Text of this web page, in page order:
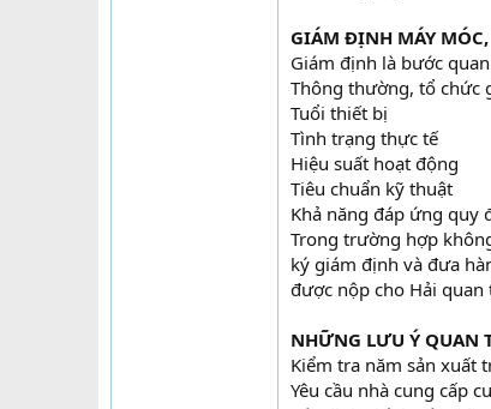
GIÁM ĐỊNH MÁY
Giám định là bước
Thông thường, tổ chức
Tuổi thiết bị
Tình trạng thực tế
Hiệu suất hoạt động
Tiêu chuẩn kỹ thuật
Khả năng đáp ứng quy
Trong trường hợp
ký giám định và đưa
được nộp cho Hải
NHỮNG LƯU Ý QUAN
Kiểm tra năm sản xuất
Yêu cầu nhà cung cấp